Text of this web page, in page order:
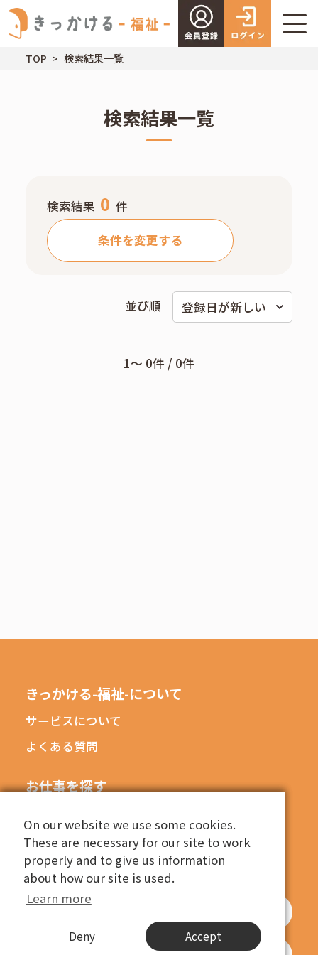
TOP 検索結果一覧
検索結果一覧
検索結果 0 件
条件を変更する
並び順
1〜 0件 / 0件
きっかける-福祉-について
サービスについて
よくある質問
お仕事を探す
職種から探す
もっと詳しい条件でお仕事を探す
On our website we use some cookies.
These are necessary for our site to work
properly and to give us information
about how our site is used.
Learn more
Deny Accept
On our website we use some cookies.
These are necessary for our site to work
properly and to give us information
about how our site is used.
Learn more
Deny Accept